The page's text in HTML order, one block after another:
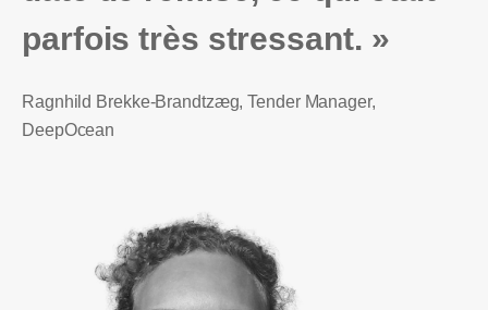
parfois très stressant. »
Ragnhild Brekke-Brandtzæg, Tender Manager,
DeepOcean